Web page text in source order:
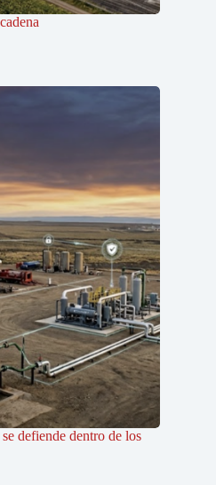
defiende dentro de los